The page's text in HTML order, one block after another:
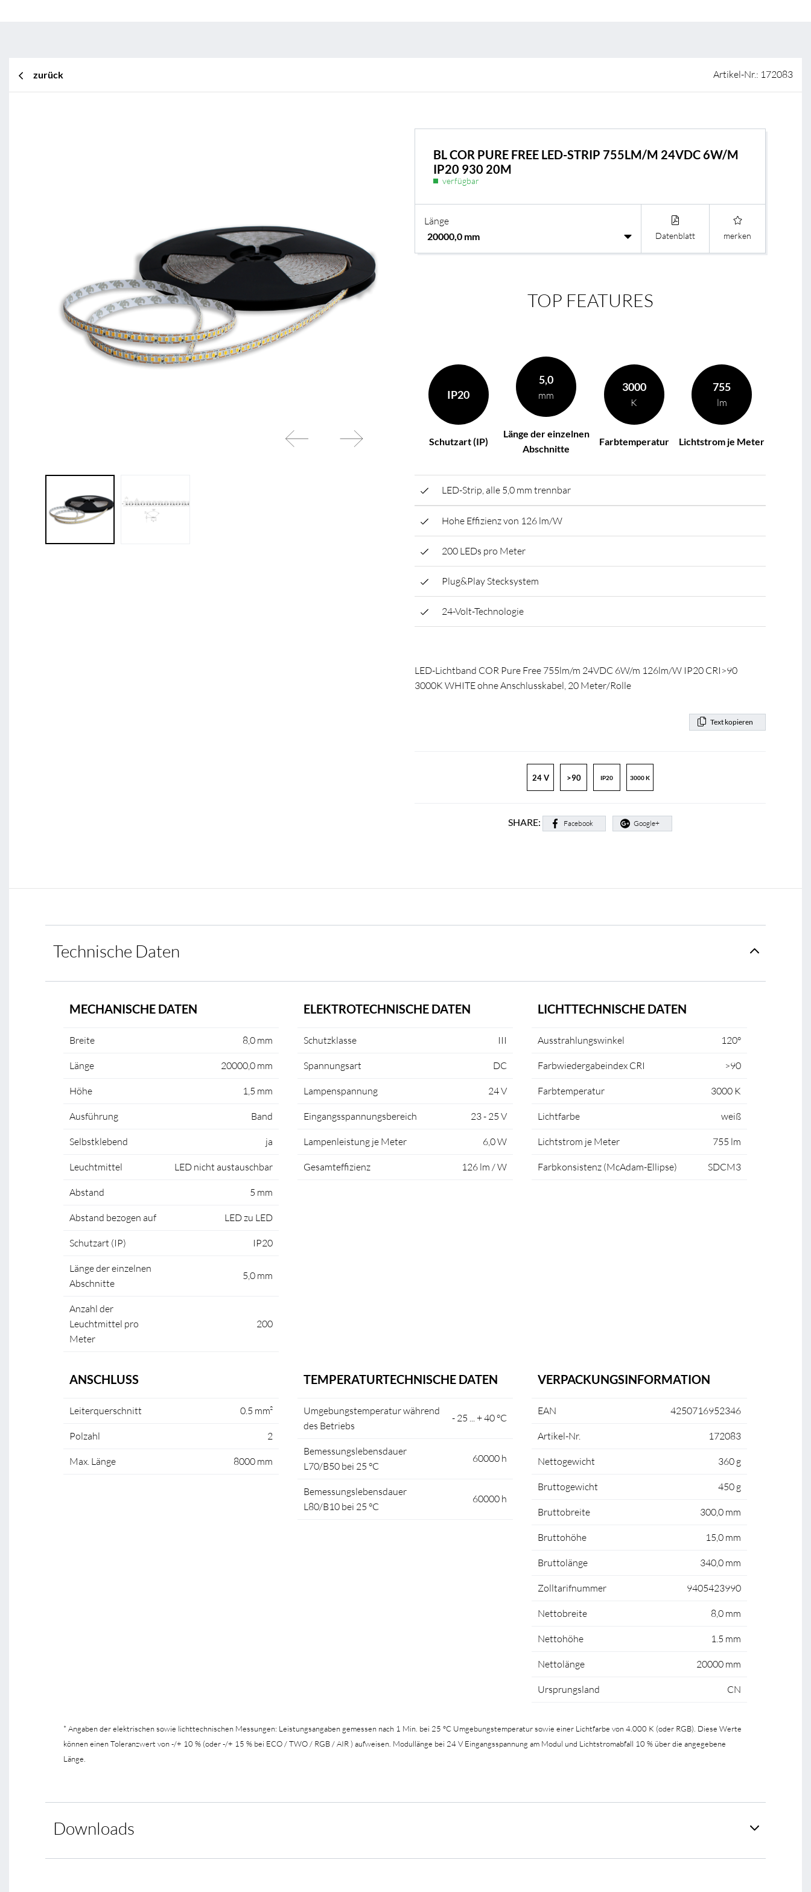
BL Shine XConfig - Sie stellen Ihr Produkt nach Ihren Wünschen zusammen
zurück Artikel-Nr.: 172083
BL COR PURE FREE LED-STRIP 755LM/M 24VDC 6W/M
IP20 930 20M
verfügbar
Länge
Datenblatt merken
TOP FEATURES
IP20
Schutzart (IP)
5,0
mm
Länge der einzelnen
Abschnitte
3000
K
Farbtemperatur
755
lm
Lichtstrom je Meter
LED-Strip, alle 5,0 mm trennbar
Hohe Effizienz von 126 lm/W
200 LEDs pro Meter
Plug&Play Stecksystem
24-Volt-Technologie
LED-Lichtband COR Pure Free 755lm/m 24VDC 6W/m 126lm/W IP20 CRI>90
3000K WHITE ohne Anschlusskabel, 20 Meter/Rolle
Text kopieren
24 V >90 IP20 3000 K
SHARE: Facebook Google+
Technische Daten
MECHANISCHE DATEN
Breite 8,0 mm
Länge 20000,0 mm
Höhe 1,5 mm
Ausführung Band
Selbstklebend ja
Leuchtmittel LED nicht austauschbar
Abstand 5 mm
Abstand bezogen auf LED zu LED
Schutzart (IP) IP20
Länge der einzelnen
Abschnitte
5,0 mm
Anzahl der
Leuchtmittel pro
Meter
200
ELEKTROTECHNISCHE DATEN
Schutzklasse III
Spannungsart DC
Lampenspannung 24 V
Eingangsspannungsbereich 23 - 25 V
Lampenleistung je Meter 6,0 W
Gesamteffizienz 126 lm / W
LICHTTECHNISCHE DATEN
Ausstrahlungswinkel 120°
Farbwiedergabeindex CRI >90
Farbtemperatur 3000 K
Lichtfarbe weiß
Lichtstrom je Meter 755 lm
Farbkonsistenz (McAdam-Ellipse) SDCM3
ANSCHLUSS
Leiterquerschnitt 0.5 mm²
Polzahl 2
Max. Länge 8000 mm
TEMPERATURTECHNISCHE DATEN
Umgebungstemperatur während
des Betriebs
- 25 ... + 40 °C
Bemessungslebensdauer
L70/B50 bei 25 °C
60000 h
Bemessungslebensdauer
L80/B10 bei 25 °C
60000 h
VERPACKUNGSINFORMATION
EAN 4250716952346
Artikel-Nr. 172083
Nettogewicht 360 g
Bruttogewicht 450 g
Bruttobreite 300,0 mm
Bruttohöhe 15,0 mm
Bruttolänge 340,0 mm
Zolltarifnummer 9405423990
Nettobreite 8,0 mm
Nettohöhe 1.5 mm
Nettolänge 20000 mm
Ursprungsland CN
* Angaben der elektrischen sowie lichttechnischen Messungen: Leistungsangaben gemessen nach 1 Min. bei 25 °C Umgebungstemperatur sowie einer Lichtfarbe von 4.000 K (oder RGB). Diese Werte
können einen Toleranzwert von -/+ 10 % (oder -/+ 15 % bei ECO / TWO / RGB / AIR ) aufweisen. Modullänge bei 24 V Eingangsspannung am Modul und Lichtstromabfall 10 % über die angegebene
Länge.
Downloads